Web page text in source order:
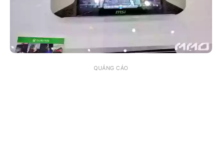
QUẢNG CÁO